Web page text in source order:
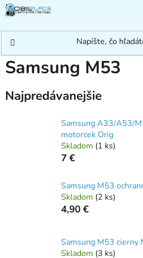
Prejsť
na
Samsung Samsung M
Samsung M53
Najpredávanejšie
Samsung A33/A53/
motorcek Orig
Skladom (1 ks)
7 €
Samsung M53
Skladom (2 ks)
4,90 €
Samsung M53 cierny
Skladom (3 ks)